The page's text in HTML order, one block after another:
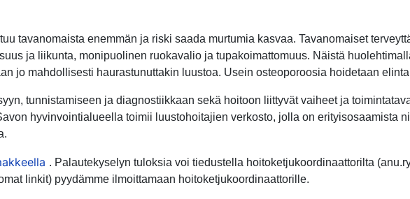
tavanomaista enemmän ja riski saada murtumia kasvaa. Tavanomaiset
ja liikunta, monipuolinen ruokavalio ja tupakoimattomuus. Näistä
jo mahdollisesti haurastunuttakin luustoa. Usein osteoporoosia hoidetaan
tunnistamiseen ja diagnostiikkaan sekä hoitoon liittyvät vaiheet ja
hyvinvointialueella toimii luustohoitajien verkosto, jolla on erityisosaamista
. Palautekyselyn tuloksia voi tiedustella hoitoketjukoordinaattorilta
linkit) pyydämme ilmoittamaan hoitoketjukoordinaattorille.